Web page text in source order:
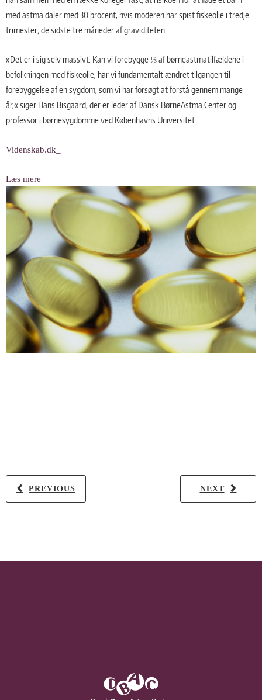
med astma daler med 30 procent, hvis moderen har spist fiskeolie i tredje
trimester; de sidste tre måneder af graviditeten.
»Det er i sig selv massivt. Kan vi forebygge ⅓ af børneastmatilfældene i
befolkningen med fiskeolie, har vi fundamentalt ændret tilgangen til
forebyggelse af en sygdom, som vi har forsøgt at forstå gennem mange
år,« siger Hans Bisgaard, der er leder af Dansk BørneAstma Center og
professor i børnesygdomme ved Københavns Universitet.
Videnskab.dk_
Læs mere
NEXT
PREVIOUS